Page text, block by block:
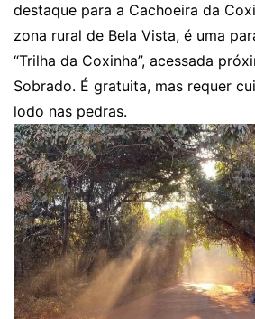
destaque para a Cachoeira da
zona rural de Bela Vista, é uma
“Trilha da Coxinha”, acessada
Sobrado. É gratuita, mas requer
lodo nas pedras.